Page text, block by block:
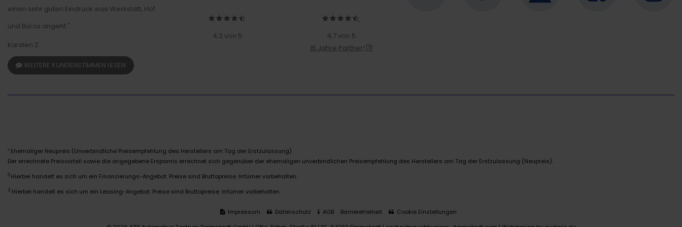
einen sehr guten Eindruck was Werkstatt, Hof
und Büros angeht."
Karsten Z.
WEITERE KUNDENSTIMMEN LESEN
4,3 von 5
4,7 von 5
15 Jahre Partner!
1 Ehemaliger Neupreis (Unverbindliche Preisempfehlung des Herstellers am Tag der Erstzulassung).
Der errechnete Preisvorteil sowie die angegebene Ersparnis errechnet sich gegenüber der ehemaligen unverbindlichen Preisempfehlung des Herstellers am Tag der Erstzulassung (Neupreis).
2 Hierbei handelt es sich um ein Finanzierungs-Angebot. Preise sind Bruttopreise. Irrtümer vorbehalten.
3 Hierbei handelt es sich um ein Leasing-Angebot. Preise sind Bruttopreise. Irrtümer vorbehalten.
Impressum Datenschutz AGB Barrierefreiheit
Cookie Einstellungen